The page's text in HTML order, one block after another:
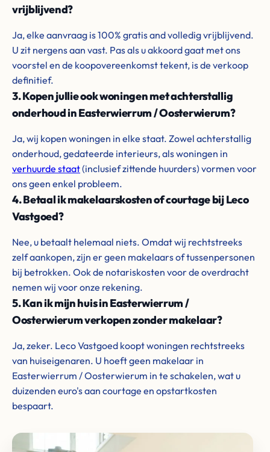
vrijblijvend?
Ja, elke aanvraag is 100% gratis and volledig vrijblijvend.
U zit nergens aan vast. Pas als u akkoord gaat met ons
voorstel en de koopovereenkomst tekent, is de verkoop
definitief.
3. Kopen jullie ook woningen met achterstallig
onderhoud in Easterwierrum / Oosterwierum?
Ja, wij kopen woningen in elke staat. Zowel achterstallig
onderhoud, gedateerde interieurs, als woningen in
verhuurde staat(inclusief zittende huurders) vormen voor
ons geen enkel probleem.
4. Betaal ik makelaarskosten of courtage bij Leco
Vastgoed?
Nee, u betaalt helemaal niets. Omdat wij rechtstreeks
zelf aankopen, zijn er geen makelaars of tussenpersonen
bij betrokken. Ook de notariskosten voor de overdracht
nemen wij voor onze rekening.
5. Kan ik mijn huis in Easterwierrum /
Oosterwierum verkopen zonder makelaar?
Ja, zeker. Leco Vastgoed koopt woningen rechtstreeks
van huiseigenaren. U hoeft geen makelaar in
Easterwierrum / Oosterwierum in te schakelen, wat u
duizenden euro's aan courtage en opstartkosten
bespaart.